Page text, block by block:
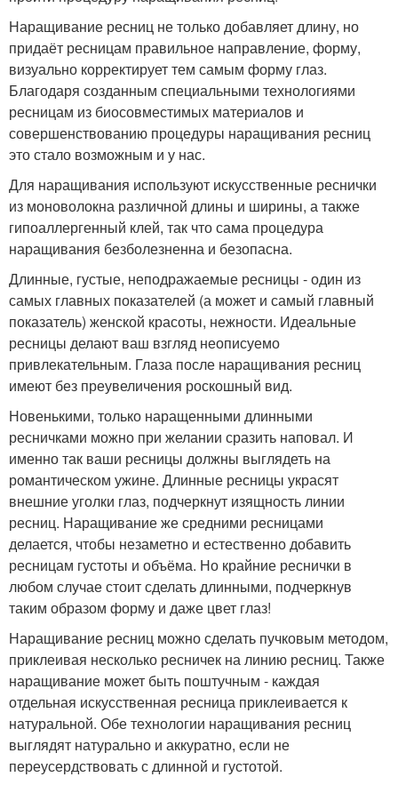
Наращивание ресниц не только добавляет длину, но
придаёт ресницам правильное направление, форму,
визуально корректирует тем самым форму глаз.
Благодаря созданным специальными технологиями
ресницам из биосовместимых материалов и
совершенствованию процедуры наращивания ресниц
это стало возможным и у нас.
Для наращивания используют искусственные реснички
из моноволокна различной длины и ширины, а также
гипоаллергенный клей, так что сама процедура
наращивания безболезненна и безопасна.
Длинные, густые, неподражаемые ресницы - один из
самых главных показателей (а может и самый главный
показатель) женской красоты, нежности. Идеальные
ресницы делают ваш взгляд неописуемо
привлекательным. Глаза после наращивания ресниц
имеют без преувеличения роскошный вид.
Новенькими, только наращенными длинными
ресничками можно при желании сразить наповал. И
именно так ваши ресницы должны выглядеть на
романтическом ужине. Длинные ресницы украсят
внешние уголки глаз, подчеркнут изящность линии
ресниц. Наращивание же средними ресницами
делается, чтобы незаметно и естественно добавить
ресницам густоты и объёма. Но крайние реснички в
любом случае стоит сделать длинными, подчеркнув
таким образом форму и даже цвет глаз!
Наращивание ресниц можно сделать пучковым методом,
приклеивая несколько ресничек на линию ресниц. Также
наращивание может быть поштучным - каждая
отдельная искусственная ресница приклеивается к
натуральной. Обе технологии наращивания ресниц
выглядят натурально и аккуратно, если не
переусердствовать с длинной и густотой.